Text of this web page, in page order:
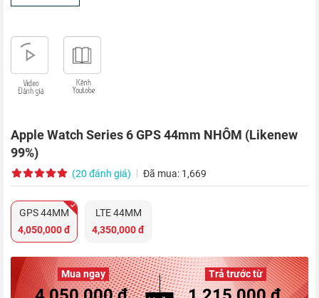
Apple Watch Series 6 GPS 44mm NHÔM (Likenew
99%)
(20 đánh giá) Đã mua: 1,669
GPS 44MM
4,050,000 đ
LTE 44MM
4,350,000 đ
Mua ngay Trả trước từ